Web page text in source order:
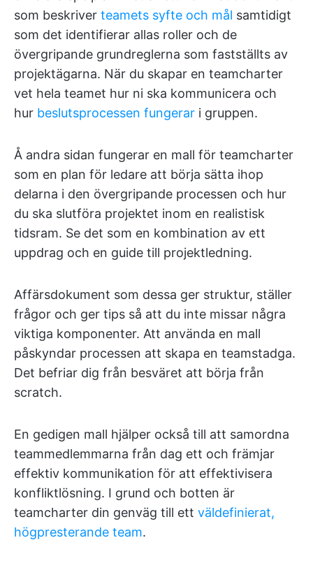
som beskriver teamets syfte och mål samtidigt
som det identifierar allas roller och de
övergripande grundreglerna som fastställts av
projektägarna. När du skapar en teamcharter
vet hela teamet hur ni ska kommunicera och
hur beslutsprocessen fungerar i gruppen.
Å andra sidan fungerar en mall för teamcharter
som en plan för ledare att börja sätta ihop
delarna i den övergripande processen och hur
du ska slutföra projektet inom en realistisk
tidsram. Se det som en kombination av ett
uppdrag och en guide till projektledning.
Affärsdokument som dessa ger struktur, ställer
frågor och ger tips så att du inte missar några
viktiga komponenter. Att använda en mall
påskyndar processen att skapa en teamstadga.
Det befriar dig från besväret att börja från
scratch.
En gedigen mall hjälper också till att samordna
teammedlemmarna från dag ett och främjar
effektiv kommunikation för att effektivisera
konfliktlösning. I grund och botten är
teamcharter din genväg till ett väldefinierat,
högpresterande team.